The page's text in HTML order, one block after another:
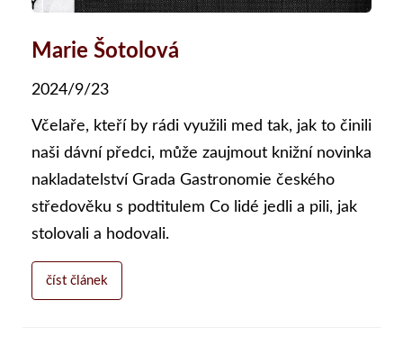
Marie Šotolová
2024/9/23
Včelaře, kteří by rádi využili med tak, jak to činili
naši dávní předci, může zaujmout knižní novinka
nakladatelství Grada Gastronomie českého
středověku s podtitulem Co lidé jedli a pili, jak
stolovali a hodovali.
číst článek